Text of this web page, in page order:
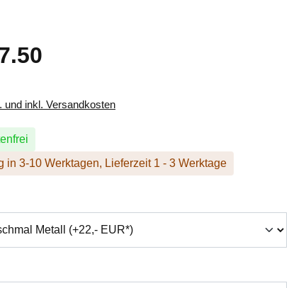
und inkl. Versandkosten
in 3-10 Werktagen, Lieferzeit 1 - 3 Werktage